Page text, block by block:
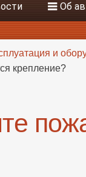
Об
и
крепление?